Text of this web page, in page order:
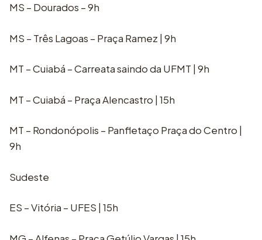
MS – Dourados – 9h
MS – Três Lagoas – Praça Ramez | 9h
MT – Cuiabá – Carreata saindo da UFMT | 9h
MT – Cuiabá – Praça Alencastro | 15h
MT – Rondonópolis – Panfletaço Praça do Centro |
9h
Sudeste
ES – Vitória – UFES | 15h